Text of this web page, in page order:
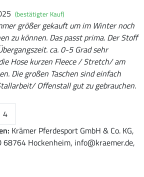
(bestätigter Kauf)
größer gekauft um im Winter noch
zu können. Das passt prima. Der Stoff
ca. 0-5 Grad sehr
Hose kurzen Fleece / Stretch/ am
Die großen Taschen sind einfach
Offenstall gut zu gebrauchen.
4
Krämer Pferdesport GmbH & Co. KG,
Hockenheim, info@kraemer.de,